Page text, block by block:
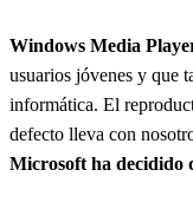
Windows Media
usuarios jóvenes y que
informática. El
defecto lleva con
Microsoft ha decidido